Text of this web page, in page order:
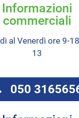
Informazioni
commerciali
al Venerdì ore 9-
13
050